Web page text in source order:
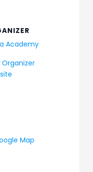
Map
Academy
Organizer